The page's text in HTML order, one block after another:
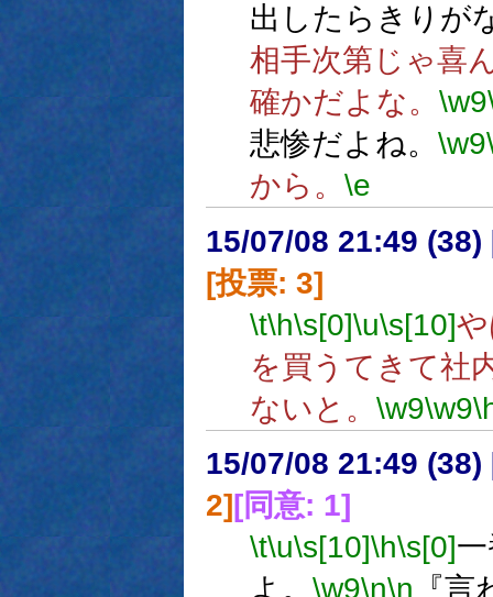
出したらきりが
相手次第じゃ喜
確かだよな。 \w9
悲惨だよね。 \w9
から。 \e
15/07/08 21:49 (38)
[投票: 3]
\t\h\s[0]\u\s[10]
を買うてきて社
ないと。 \w9\w9
15/07/08 21:49 (38)
2][同意: 1]
\t\u\s[10]\h\s[0]
よ。 \w9\n\n 『